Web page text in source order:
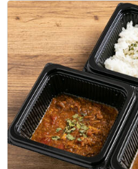
残念。しっかり厚みあ
ぎ以外にもおかずをし
のいい弁当です。
ご利用シーン：会食・接待
千葉県千葉市中央区青葉町